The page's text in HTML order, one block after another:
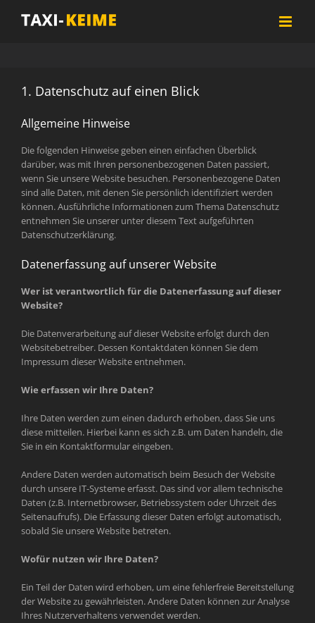
Inhalt
1. Datenschutz auf einen Blick
Allgemeine Hinweise
Die folgenden Hinweise geben einen einfachen Überblick
darüber, was mit Ihren personenbezogenen Daten passiert,
wenn Sie unsere Website besuchen. Personenbezogene Daten
sind alle Daten, mit denen Sie persönlich identifiziert werden
können. Ausführliche Informationen zum Thema Datenschutz
entnehmen Sie unserer unter diesem Text aufgeführten
Datenschutzerklärung.
Datenerfassung auf unserer Website
Wer ist verantwortlich für die Datenerfassung auf dieser
Website?
Die Datenverarbeitung auf dieser Website erfolgt durch den
Websitebetreiber. Dessen Kontaktdaten können Sie dem
Impressum dieser Website entnehmen.
Wie erfassen wir Ihre Daten?
Ihre Daten werden zum einen dadurch erhoben, dass Sie uns
diese mitteilen. Hierbei kann es sich z.B. um Daten handeln, die
Sie in ein Kontaktformular eingeben.
Andere Daten werden automatisch beim Besuch der Website
durch unsere IT-Systeme erfasst. Das sind vor allem technische
Daten (z.B. Internetbrowser, Betriebssystem oder Uhrzeit des
Seitenaufrufs). Die Erfassung dieser Daten erfolgt automatisch,
sobald Sie unsere Website betreten.
Wofür nutzen wir Ihre Daten?
Ein Teil der Daten wird erhoben, um eine fehlerfreie Bereitstellung
der Website zu gewährleisten. Andere Daten können zur Analyse
Ihres Nutzerverhaltens verwendet werden.